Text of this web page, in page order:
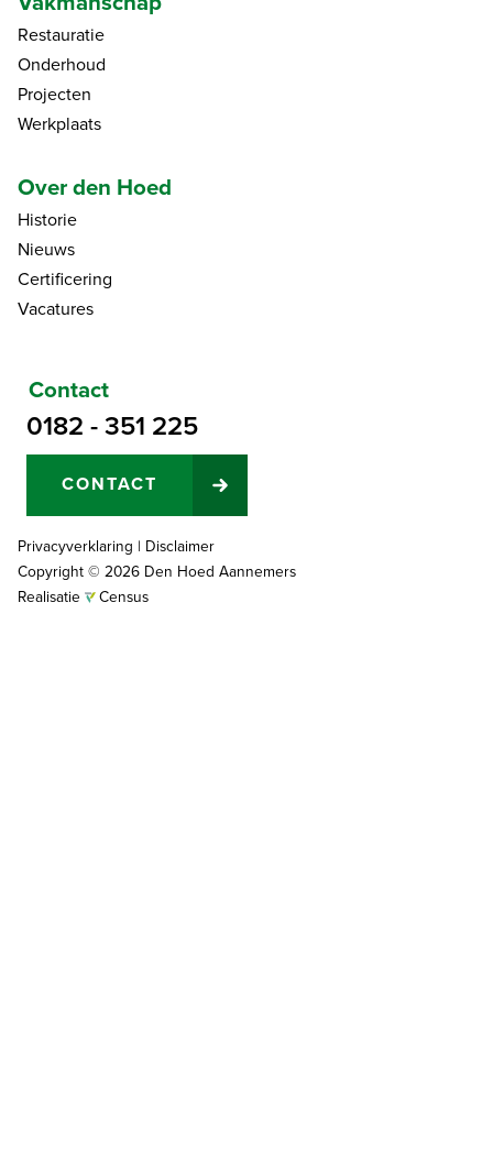
Restauratie
Onderhoud
Projecten
Werkplaats
Over den Hoed
Historie
Nieuws
Certificering
Vacatures
Contact
0182 - 351 225
CONTACT
Privacyverklaring | Disclaimer
Copyright © 2026 Den Hoed Aannemers
Realisatie
Census